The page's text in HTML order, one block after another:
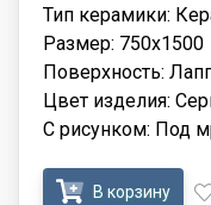
Тип керамики:
Размер: 750x1500
Поверхность:
Цвет изделия:
С рисунком: Под
В корзину